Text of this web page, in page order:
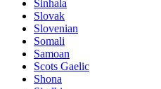
Sinhala
Slovak
Slovenian
Somali
Samoan
Scots Gaelic
Shona